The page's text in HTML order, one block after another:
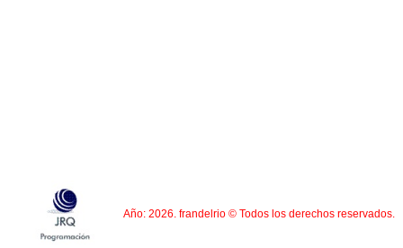
Año: 2026. frandelrio © Todos los derechos reservados.